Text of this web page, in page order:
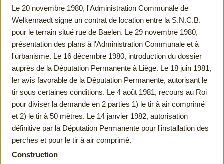
Le 20 novembre 1980, l'Administration Communale de
Welkenraedt signe un contrat de location entre la S.N.C.B.
pour le terrain situé rue de Baelen. Le 29 novembre 1980,
présentation des plans à l'Administration Communale et à
l'urbanisme. Le 16 décembre 1980, introduction du dossier
auprès de la Députation Permanente à Liège. Le 18 juin 1981,
ler avis favorable de la Députation Permanente, autorisant le
tir sous certaines conditions. Le 4 août 1981, recours au Roi
pour diviser la demande en 2 parties 1) le tir à air comprimé
et 2) le tir à 50 mètres. Le 14 janvier 1982, autorisation
définitive par la Députation Permanente pour l'installation des
perches et pour le tir à air comprimé.
Construction